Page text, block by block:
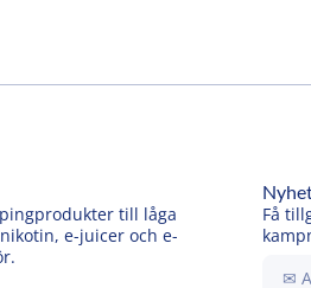
till låga
e-juicer och e-
Få